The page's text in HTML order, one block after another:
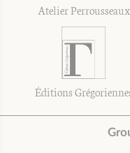
Atelier Perrousseaux
Éditions